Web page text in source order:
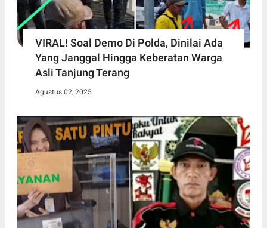
VIRAL! Soal Demo Di Polda, Dinilai Ada
Yang Janggal Hingga Keberatan Warga
Asli Tanjung Terang
Agustus 02, 2025